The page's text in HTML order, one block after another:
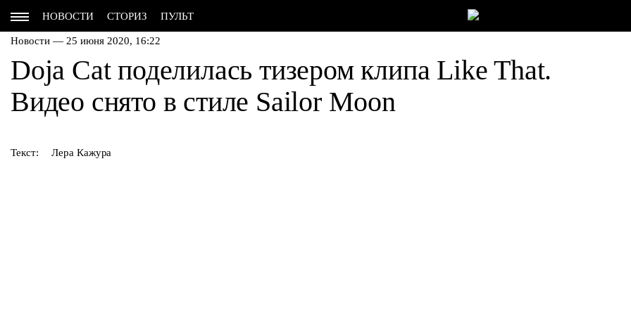
НОВОСТИ СТОРИЗ ПУЛЬТ
Новости — 25 июня 2020, 16:22
Doja Cat поделилась тизером клипа Like That.
Видео снято в стиле Sailor Moon
Текст: Лера Кажура